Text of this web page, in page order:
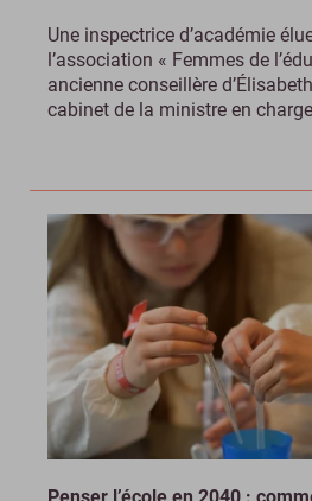
Une inspectrice d’académie
l’association « Femmes de
ancienne conseillère
cabinet de la ministre en